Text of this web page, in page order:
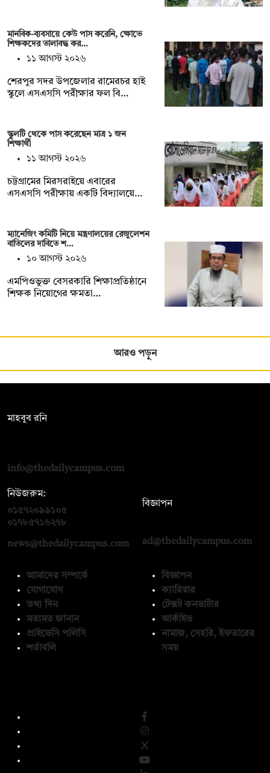
মানবিক-ব্যবসায়ে কেউ পাস করেনি, ক্ষোভে
শিক্ষকদের তালাবদ্ধ কর…
১১ আগস্ট ২০২৬
শেরপুর সদর উপজেলার রামেরচর হাই
স্কুলে এসএসসি পরীক্ষার ফল বি…
স্কুলটি থেকে পাস করেছেন মাত্র ১ জন
শিক্ষার্থী
১১ আগস্ট ২০২৬
চট্টগ্রামের মিরসরাইয়ে এবারের
এসএসসি পরীক্ষায় একটি বিদ্যালয়ে…
ম্যানেজিং কমিটি নিয়ে মন্ত্রণালয়ের রেজুলেশন
বাতিলের দাবিতে শ…
১০ আগস্ট ২০২৬
এমপিওভুক্ত বেসরকারি শিক্ষাপ্রতিষ্ঠানে
শিক্ষক নিয়োগের ক্ষমতা…
আরও পড়ুন
মাহবুব রনি
info@thedailycampus.com
নিউজরুম:
০১৫৭২০৯৯১০৫
০১৭৮৫৭১৬২৭৮
news@thedailycampus.com
বিজ্ঞাপন
ad@thedailycampus.com
আমাদের সম্পর্কে
যোগাযোগ
তথ্য দিন
মতামত জানান
প্রাইভেসি পলিসি
শর্তাবলি
বিজ্ঞাপন
ক্যারিয়ার
টেক্সট কনভার্টার
আর্কাইভ
নামাজ, সেহরি, ইফতারের
সময়